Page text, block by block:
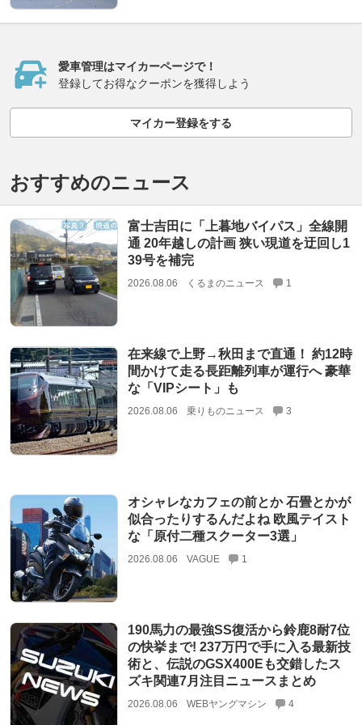
愛車管理はマイカーページで！
登録してお得なクーポンを獲得しよう
マイカー登録をする
おすすめのニュース
富士吉田に「上暮地バイパス」全線開
通 20年越しの計画 狭い現道を迂回し1
39号を補完
2026.08.06 くるまのニュース 1
在来線で上野→秋田まで直通！ 約12時
間かけて走る長距離列車が運行へ 豪華
な「VIPシート」も
2026.08.06 乗りものニュース 3
オシャレなカフェの前とか 石畳とかが
似合ったりするんだよね 欧風テイスト
な「原付二種スクーター3選」
2026.08.06 VAGUE 1
190馬力の最強SS復活から鈴鹿8耐7位
の快挙まで! 237万円で手に入る最新技
術と、伝説のGSX400Eも交錯したス
ズキ関連7月注目ニュースまとめ
2026.08.06 WEBヤングマシン 4